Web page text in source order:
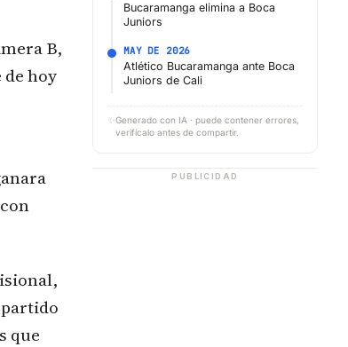
B,
de hoy
que
Bucaramanga elimina a Boca
Juniors
MAY DE 2026
Atlético Bucaramanga ante Boca
Juniors de Cali
✨ Generado con IA · puede contener errores,
verifícalo antes de compartir.
PUBLICIDAD